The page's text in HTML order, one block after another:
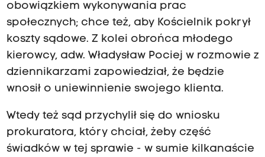
obowiązkiem wykonywania prac
społecznych; chce też, aby Kościelnik pokrył
koszty sądowe. Z kolei obrońca młodego
kierowcy, adw. Władysław Pociej w rozmowie z
dziennikarzami zapowiedział, że będzie
wnosił o uniewinnienie swojego klienta.
Wtedy też sąd przychylił się do wniosku
prokuratora, który chciał, żeby część
świadków w tej sprawie - w sumie kilkanaście